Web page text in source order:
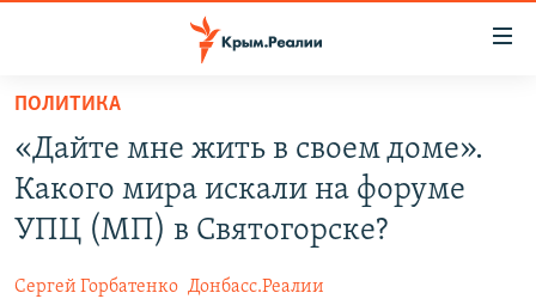
Вернуться
основному
содержанию
Вернутся
главной
СПЕЦПРОЕКТЫ
ГРУЗ 200
ВОДА
ПОЛИТИКА
«Дайте мне жить в своем доме».
Какого мира искали на форуме
УПЦ (МП) в Святогорске?
Сергей Горбатенко Донбасс.Реалии